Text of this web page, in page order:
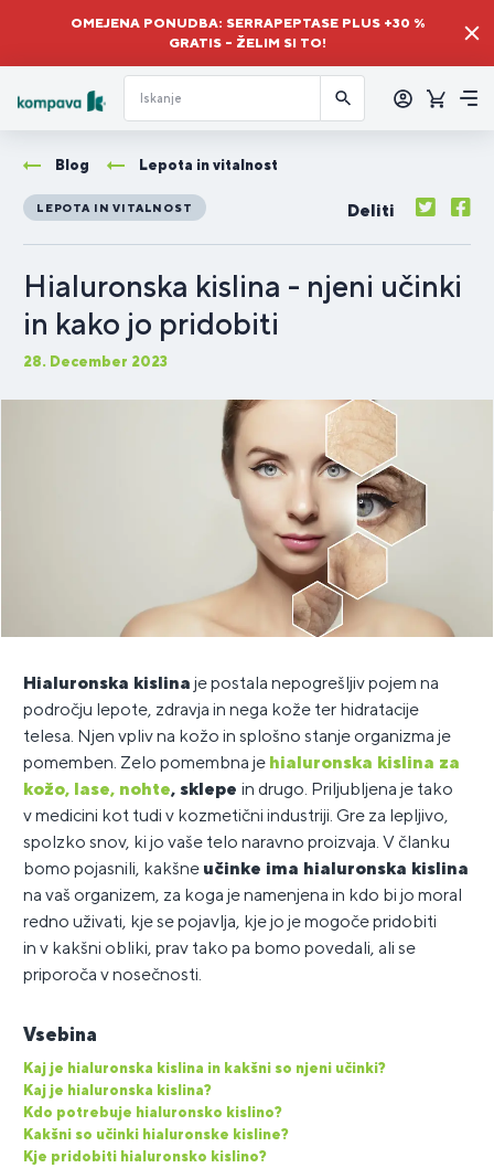
OMEJENA PONUDBA: SERRAPEPTASE PLUS +30 %
GRATIS – ŽELIM SI TO!
Blog Lepota in vitalnost
LEPOTA IN VITALNOST Deliti
Hialuronska kislina - njeni učinki
in kako jo pridobiti
28. December 2023
Hialuronska kislina je postala nepogrešljiv pojem na
področju lepote, zdravja in nega kože ter hidratacije
telesa. Njen vpliv na kožo in splošno stanje organizma je
pomemben. Zelo pomembna je hialuronska kislina za
kožo, lase, nohte, sklepe in drugo. Priljubljena je tako
v medicini kot tudi v kozmetični industriji. Gre za lepljivo,
spolzko snov, ki jo vaše telo naravno proizvaja. V članku
bomo pojasnili, kakšne učinke ima hialuronska kislina
na vaš organizem, za koga je namenjena in kdo bi jo moral
redno uživati, kje se pojavlja, kje jo je mogoče pridobiti
in v kakšni obliki, prav tako pa bomo povedali, ali se
priporoča v nosečnosti.
Vsebina
Kaj je hialuronska kislina in kakšni so njeni učinki?
Kaj je hialuronska kislina?
Kdo potrebuje hialuronsko kislino?
Kakšni so učinki hialuronske kisline?
Kje pridobiti hialuronsko kislino?